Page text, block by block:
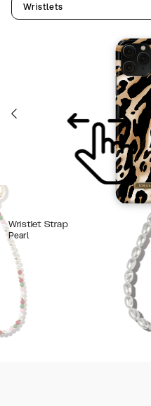
Wristlets
Wristlet Strap
Pearl